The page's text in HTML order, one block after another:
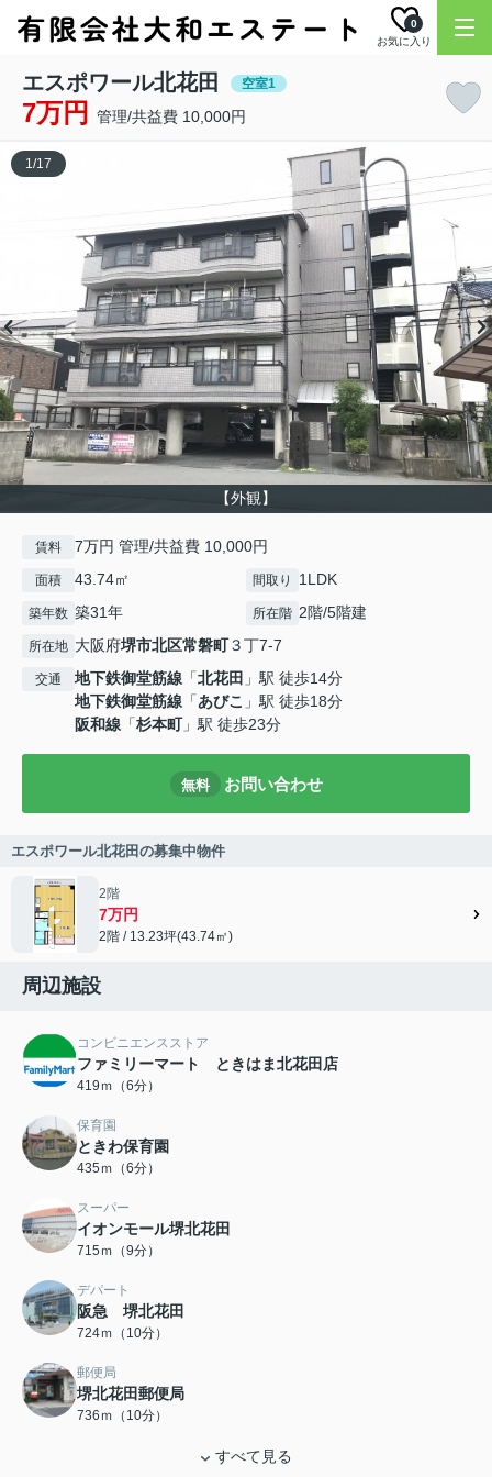
お気に入り
0
エスポワール北花田 空室1
7万円 管理/共益費 10,000円
【外観】
1/17
賃料 7万円 管理/共益費 10,000円
面積 43.74㎡ 間取り 1LDK
築年数 築31年 所在階 2階/5階建
所在地 大阪府堺市北区常磐町３丁7-7
交通 地下鉄御堂筋線 「北花田 」駅 徒歩14分
地下鉄御堂筋線 「あびこ 」駅 徒歩18分
阪和線 「杉本町」駅 徒歩23分
無料 お問い合わせ
エスポワール北花田の募集中物件
2階
7万円
2階 / 13.23坪(43.74㎡)
周辺施設
コンビニエンスストア
ファミリーマート ときはま北花田店
419ｍ（6分）
保育園
ときわ保育園
435ｍ（6分）
スーパー
イオンモール堺北花田
715ｍ（9分）
デパート
阪急 堺北花田
724ｍ（10分）
郵便局
堺北花田郵便局
736ｍ（10分）
すべて見る